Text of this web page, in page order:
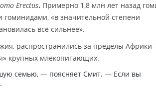
Erectus. Примерно 1,8 млн лет назад
«в значительной степени
всё сильнее».
распространились за пределы
крупных млекопитающих.
семью, — поясняет Смит. — Если вы